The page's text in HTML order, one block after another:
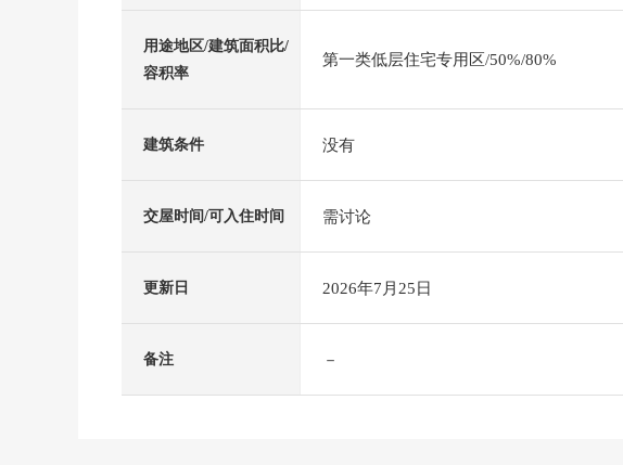
用途地区/建筑面积比/
容积率
第一类低层住宅专用区/50%/80%
建筑条件 没有
交屋时间/可入住时间 需讨论
更新日 2026年7月25日
备注 －